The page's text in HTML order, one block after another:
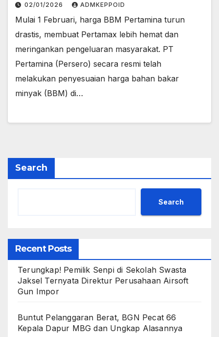
02/01/2026 ADMKEPPOID
Mulai 1 Februari, harga BBM Pertamina turun
drastis, membuat Pertamax lebih hemat dan
meringankan pengeluaran masyarakat. ​PT
Pertamina (Persero) secara resmi telah
melakukan penyesuaian harga bahan bakar
minyak (BBM) di…
Search
Search
Recent Posts
Terungkap! Pemilik Senpi di Sekolah Swasta
Jaksel Ternyata Direktur Perusahaan Airsoft
Gun Impor
Buntut Pelanggaran Berat, BGN Pecat 66
Kepala Dapur MBG dan Ungkap Alasannya